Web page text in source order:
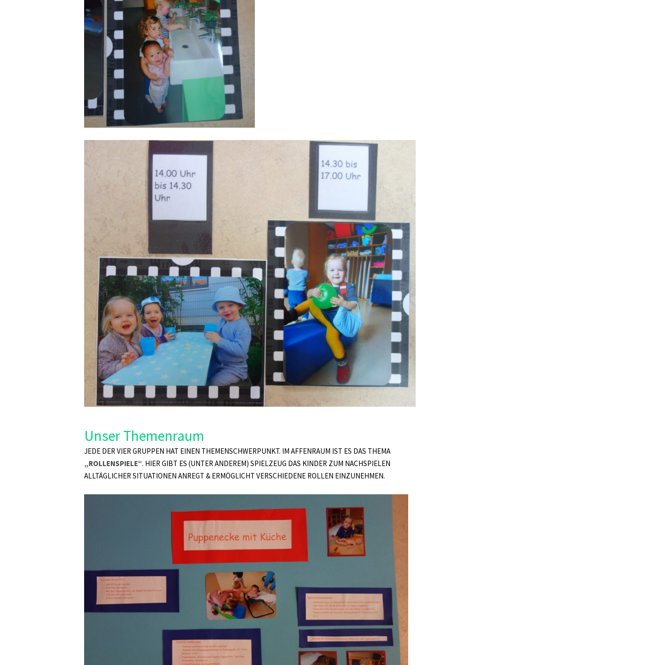
Unser Themenraum
JEDE DER VIER GRUPPEN HAT EINEN THEMENSCHWERPUNKT. IM AFFENRAUM IST ES DAS THEMA
„ROLLENSPIELE“. HIER GIBT ES (UNTER ANDEREM) SPIELZEUG DAS KINDER ZUM NACHSPIELEN
ALLTÄGLICHER SITUATIONEN ANREGT & ERMÖGLICHT VERSCHIEDENE ROLLEN EINZUNEHMEN.